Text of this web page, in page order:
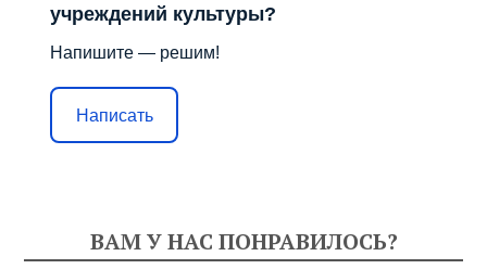
учреждений культуры?
Напишите — решим!
Написать
ВАМ У НАС ПОНРАВИЛОСЬ?